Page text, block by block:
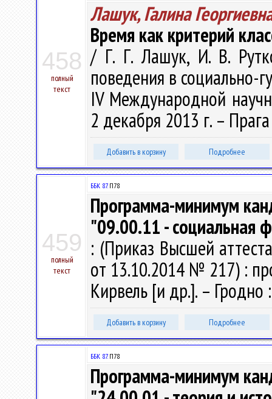
458
полный
текст
Лашук, Галина
Время как критерий
/ Г. Г. Лашук, И. В.
поведения в социально-
IV Международной
2 декабря 2013 г. –
Добавить в корзину Подробнее
459
полный
текст
ББК 87.П78
Программа-минимум
"09.00.11 - социальная
: (Приказ Высшей
от 13.10.2014 № 217) :
Кирвель [и др.]. – Гродно
Добавить в корзину Подробнее
ББК 87.П78
Программа-минимум